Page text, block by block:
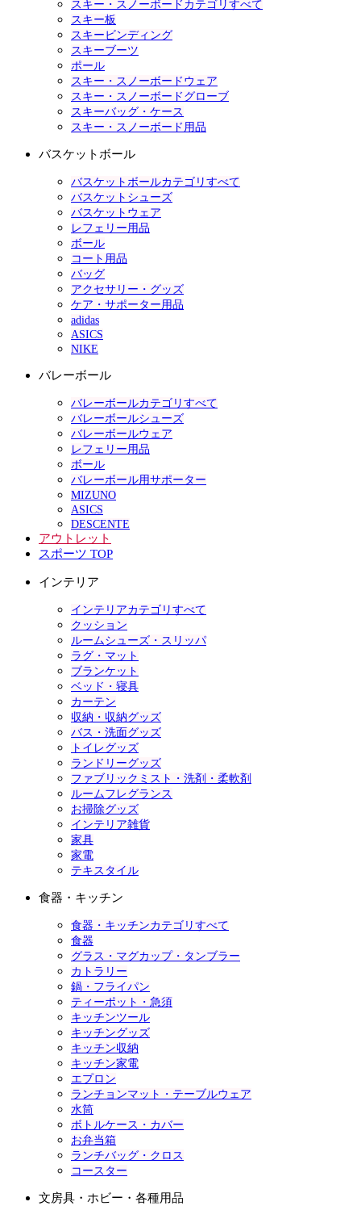
スキー・スノーボードカテゴリすべて
スキー板
スキービンディング
スキーブーツ
ポール
スキー・スノーボードウェア
スキー・スノーボードグローブ
スキーバッグ・ケース
スキー・スノーボード用品
バスケットボール
バスケットボールカテゴリすべて
バスケットシューズ
バスケットウェア
レフェリー用品
ボール
コート用品
バッグ
アクセサリー・グッズ
ケア・サポーター用品
adidas
ASICS
NIKE
バレーボール
バレーボールカテゴリすべて
バレーボールシューズ
バレーボールウェア
レフェリー用品
ボール
バレーボール用サポーター
MIZUNO
ASICS
DESCENTE
アウトレット
スポーツ TOP
インテリア
インテリアカテゴリすべて
クッション
ルームシューズ・スリッパ
ラグ・マット
ブランケット
ベッド・寝具
カーテン
収納・収納グッズ
バス・洗面グッズ
トイレグッズ
ランドリーグッズ
ファブリックミスト・洗剤・柔軟剤
ルームフレグランス
お掃除グッズ
インテリア雑貨
家具
家電
テキスタイル
食器・キッチン
食器・キッチンカテゴリすべて
食器
グラス・マグカップ・タンブラー
カトラリー
鍋・フライパン
ティーポット・急須
キッチンツール
キッチングッズ
キッチン収納
キッチン家電
エプロン
ランチョンマット・テーブルウェア
水筒
ボトルケース・カバー
お弁当箱
ランチバッグ・クロス
コースター
文房具・ホビー・各種用品